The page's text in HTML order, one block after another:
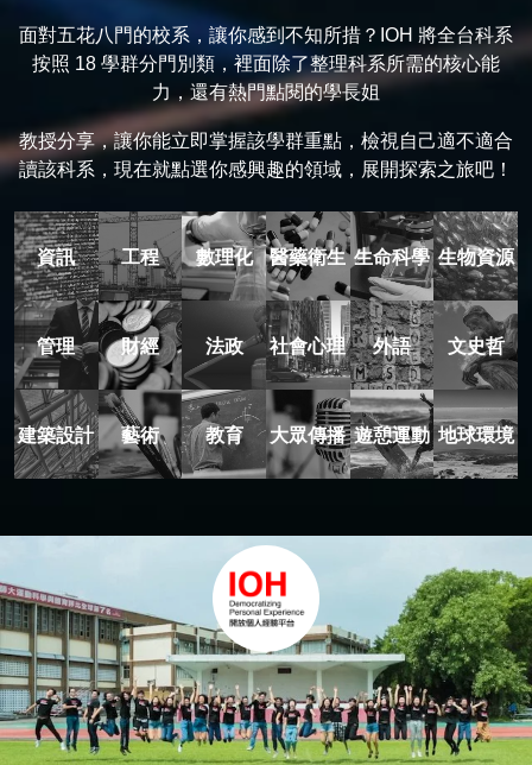
面對五花八門的校系，讓你感到不知所措？IOH 將全台科系
按照 18 學群分門別類，裡面除了整理科系所需的核心能
力，還有熱門點閱的學長姐
教授分享，讓你能立即掌握該學群重點，檢視自己適不適合
讀該科系，現在就點選你感興趣的領域，展開探索之旅吧！
資訊 工程 數理化 醫藥衛生 生命科學 生物資源
管理 財經 法政 社會心理 外語 文史哲
建築設計 藝術 教育 大眾傳播 遊憩運動 地球環境